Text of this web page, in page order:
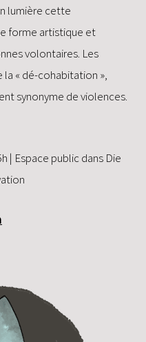
lumière cette
forme artistique et
volontaires. Les
« dé-cohabitation »,
synonyme de violences.
| Espace public dans Die